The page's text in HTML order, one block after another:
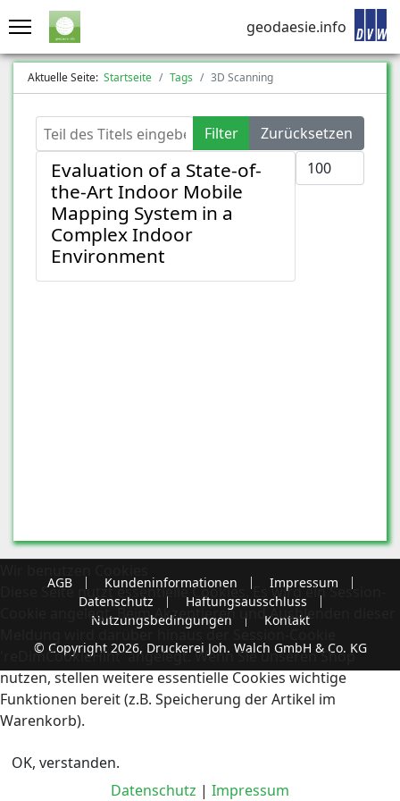
geodaesie.info
Aktuelle Seite: Startseite Tags 3D Scanning
Teil des Titels eingeben Filter
Zurücksetzen
Anzeige #
Evaluation of a State-of-
the-Art Indoor Mobile
Mapping System in a
Complex Indoor
Environment
AGB Kundeninformationen
Impressum
Datenschutz
Haftungsausschluss
Nutzungsbedingungen
Kontakt
© Copyright 2026, Druckerei Joh. Walch GmbH & Co. KG
Diese Seite nutzt essentielle Cookies. Es wird ein Session-
Cookie angelegt. Beim Akzeptieren und Ausblenden dieser
Meldung wird darüber hinaus der Session-Cookie
'reDimCookieHint' angelegt. Wenn Sie unseren Shop
nutzen, stellen weitere essentielle Cookies wichtige
Funktionen bereit (z.B. Speicherung der Artikel im
Warenkorb).
OK, verstanden.
Datenschutz | Impressum